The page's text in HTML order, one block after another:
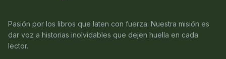
Pasión por los libros que laten con fuerza. Nuestra misión es
dar voz a historias inolvidables que dejen huella en cada
lector.